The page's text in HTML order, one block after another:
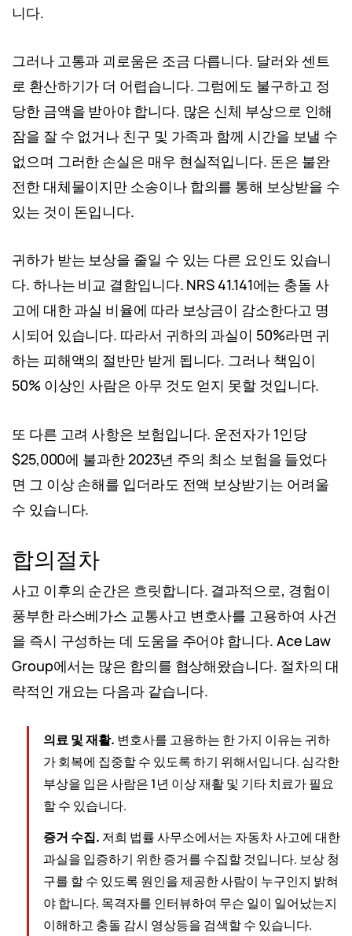
니다.
그러나 고통과 괴로움은 조금 다릅니다. 달러와 센트
로 환산하기가 더 어렵습니다. 그럼에도 불구하고 정
당한 금액을 받아야 합니다. 많은 신체 부상으로 인해
잠을 잘 수 없거나 친구 및 가족과 함께 시간을 보낼 수
없으며 그러한 손실은 매우 현실적입니다. 돈은 불완
전한 대체물이지만 소송이나 합의를 통해 보상받을 수
있는 것이 돈입니다.
귀하가 받는 보상을 줄일 수 있는 다른 요인도 있습니
다. 하나는 비교 결함입니다. NRS 41.141에는 충돌 사
고에 대한 과실 비율에 따라 보상금이 감소한다고 명
시되어 있습니다. 따라서 귀하의 과실이 50%라면 귀
하는 피해액의 절반만 받게 됩니다. 그러나 책임이
50% 이상인 사람은 아무 것도 얻지 못할 것입니다.
또 다른 고려 사항은 보험입니다. 운전자가 1인당
$25,000에 불과한 2023년 주의 최소 보험을 들었다
면 그 이상 손해를 입더라도 전액 보상받기는 어려울
수 있습니다.
합의절차
사고 이후의 순간은 흐릿합니다. 결과적으로, 경험이
풍부한 라스베가스 교통사고 변호사를 고용하여 사건
을 즉시 구성하는 데 도움을 주어야 합니다. Ace Law
Group에서는 많은 합의를 협상해왔습니다. 절차의 대
략적인 개요는 다음과 같습니다.
의료 및 재활. 변호사를 고용하는 한 가지 이유는 귀하
가 회복에 집중할 수 있도록 하기 위해서입니다. 심각한
부상을 입은 사람은 1년 이상 재활 및 기타 치료가 필요
할 수 있습니다.
증거 수집. 저희 법률 사무소에서는 자동차 사고에 대한
과실을 입증하기 위한 증거를 수집할 것입니다. 보상 청
구를 할 수 있도록 원인을 제공한 사람이 누구인지 밝혀
야 합니다. 목격자를 인터뷰하여 무슨 일이 일어났는지
이해하고 충돌 감시 영상등을 검색할 수 있습니다.